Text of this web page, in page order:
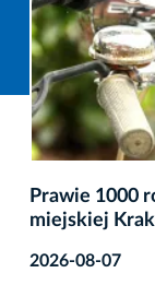
Prawie 1000
miejskiej
2026-08-07